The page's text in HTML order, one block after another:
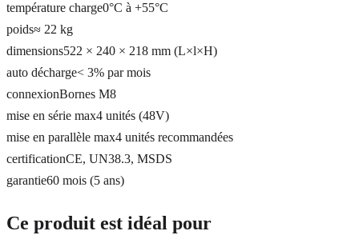
température charge0°C à +55°C
poids≈ 22 kg
dimensions522 × 240 × 218 mm (L×l×H)
auto décharge< 3% par mois
connexionBornes M8
mise en série max4 unités (48V)
mise en parallèle max4 unités recommandées
certificationCE, UN38.3, MSDS
garantie60 mois (5 ans)
Ce produit est idéal pour